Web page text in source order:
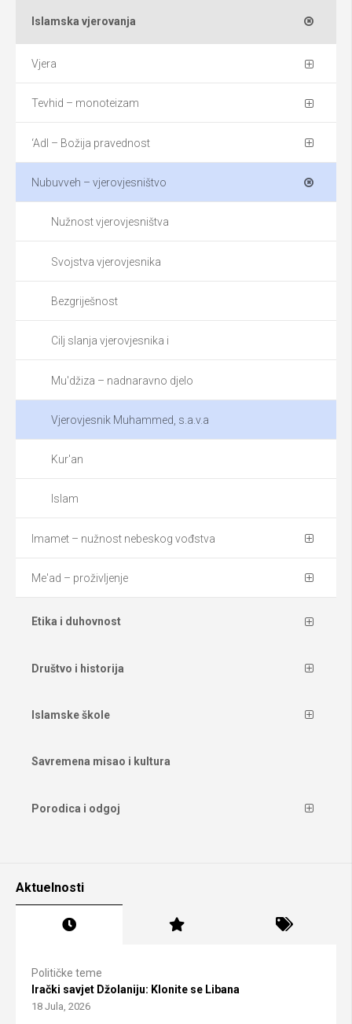
Islamska vjerovanja
Vjera
Tevhid – monoteizam
‘Adl – Božija pravednost
Nubuvveh – vjerovjesništvo
Nužnost vjerovjesništva
Svojstva vjerovjesnika
Bezgriješnost
Cilj slanja vjerovjesnika i
Mu'džiza – nadnaravno djelo
Vjerovjesnik Muhammed, s.a.v.a
Kur'an
Islam
Imamet – nužnost nebeskog vođstva
Me'ad – proživljenje
Etika i duhovnost
Društvo i historija
Islamske škole
Savremena misao i kultura
Porodica i odgoj
Aktuelnosti
Političke teme
Irački savjet Džolaniju: Klonite se Libana
18 Jula, 2026